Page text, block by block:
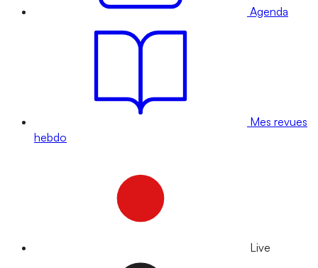
Agenda
Mes revues
hebdo
Live